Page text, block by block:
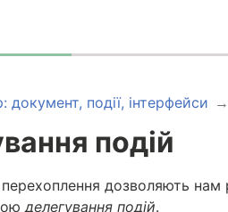
документ, події, інтерфейси
подій
дозволяють нам
делегування подій.